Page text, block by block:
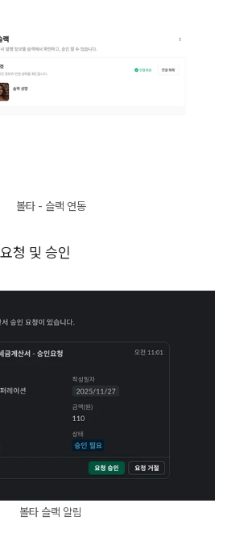
볼타 - 슬랙 연동
청 및 승인
볼타 슬랙 알림